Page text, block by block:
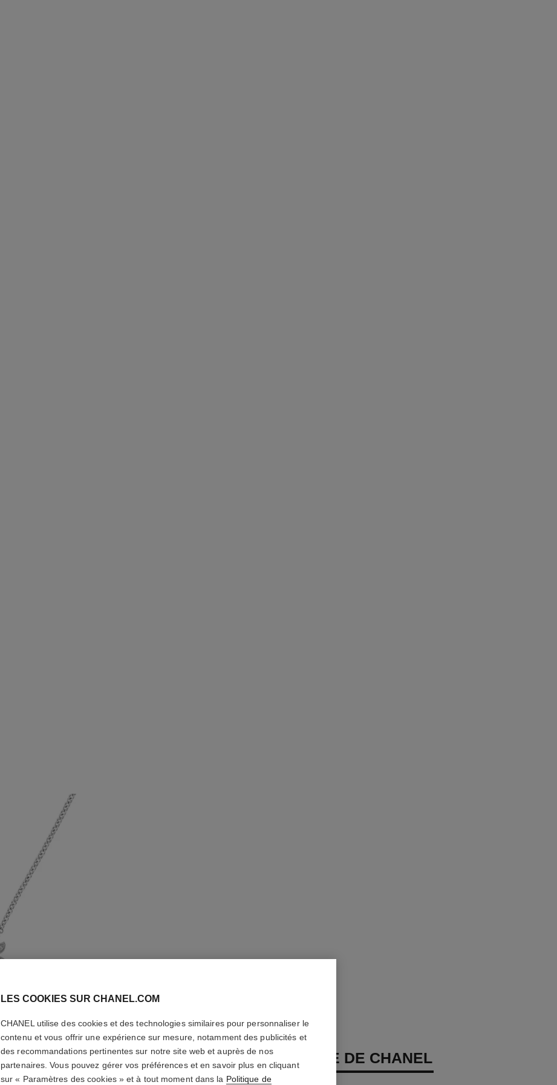
COLLIER PLUME DE CHANEL
LES COOKIES SUR CHANEL.COM
CHANEL utilise des cookies et des technologies similaires pour personnaliser le
contenu et vous offrir une expérience sur mesure, notamment des publicités et
des recommandations pertinentes sur notre site web et auprès de nos
partenaires. Vous pouvez gérer vos préférences et en savoir plus en cliquant
sur « Paramètres des cookies » et à tout moment dans la Politique de